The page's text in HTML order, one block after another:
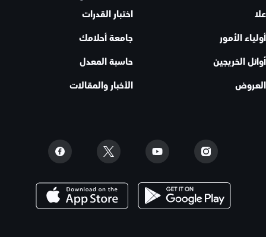
علا
أولياء الأمور
أوائل الخريجين
العروض
اختبار القدرات
جامعة أحلامك
حاسبة المعدل
الأخبار والمقالات